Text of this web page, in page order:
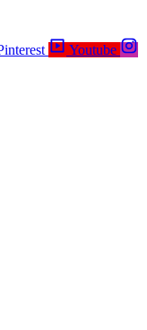
Youtube